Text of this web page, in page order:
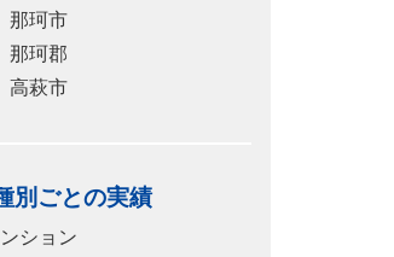
那珂市
那珂郡
高萩市
別ごとの実績
ション